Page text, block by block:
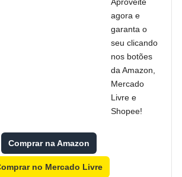
agora e
garanta o
seu clicando
nos botões
da Amazon,
Mercado
Livre e
Shopee!
Comprar na Amazon
no Mercado Livre